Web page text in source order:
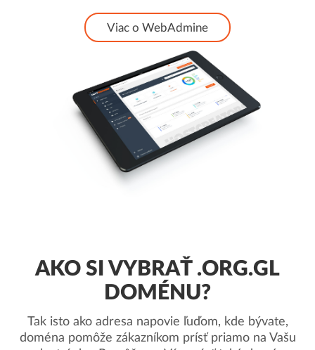
Viac o WebAdmine
AKO SI VYBRAŤ .ORG.GL
DOMÉNU?
Tak isto ako adresa napovie ľuďom, kde bývate,
doména pomôže zákazníkom prísť priamo na Vašu